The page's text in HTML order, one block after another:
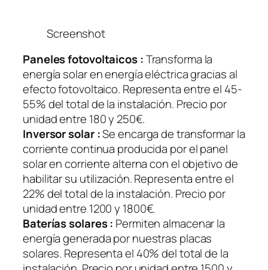
Screenshot
Paneles fotovoltaicos :Transforma la
energía solar en energía eléctrica gracias al
efecto fotovoltaico. Representa entre el 45-
55% del total de la instalación. Precio por
unidad entre 180 y 250€.
Inversor solar :Se encarga de transformar la
corriente continua producida por el panel
solar en corriente alterna con el objetivo de
habilitar su utilización. Representa entre el
22% del total de la instalación. Precio por
unidad entre 1200 y 1800€.
Baterías solares : Permiten almacenar la
energía generada por nuestras placas
solares. Representa el 40% del total de la